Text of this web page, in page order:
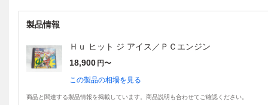
製品情報
Ｈｕ ヒット ジ アイス／ＰＣエンジン
18,900 円〜
この製品の相場を見る
商品と関連する製品情報を掲載しています。商品説明も合わせてご確認ください。